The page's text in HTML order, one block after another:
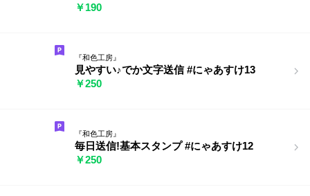
￥190
『和色工房』
見やすい♪でか文字送信 #にゃあすけ13
￥250
『和色工房』
毎日送信!基本スタンプ #にゃあすけ12
￥250